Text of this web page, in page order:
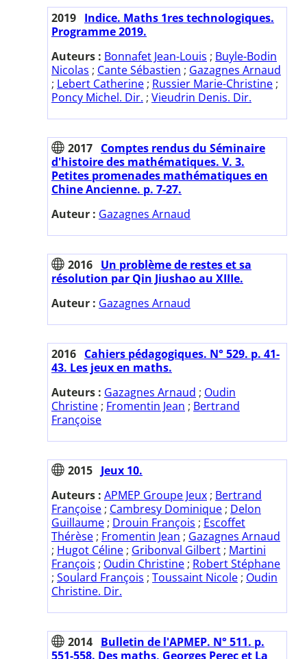
2019 Indice. Maths 1res technologiques.
Programme 2019.
Auteurs : Bonnafet Jean-Louis ; Buyle-Bodin
Nicolas ; Cante Sébastien ; Gazagnes Arnaud
; Lebert Catherine ; Russier Marie-Christine ;
Poncy Michel. Dir. ; Vieudrin Denis. Dir.
2017 Comptes rendus du Séminaire
d'histoire des mathématiques. V. 3.
Petites promenades mathématiques en
Chine Ancienne. p. 7-27.
Auteur : Gazagnes Arnaud
2016 Un problème de restes et sa
résolution par Qin Jiushao au XIIIe.
Auteur : Gazagnes Arnaud
2016 Cahiers pédagogiques. N° 529. p. 41-
43. Les jeux en maths.
Auteurs : Gazagnes Arnaud ; Oudin
Christine ; Fromentin Jean ; Bertrand
Françoise
2015 Jeux 10.
Auteurs : APMEP Groupe Jeux ; Bertrand
Françoise ; Cambresy Dominique ; Delon
Guillaume ; Drouin François ; Escoffet
Thérèse ; Fromentin Jean ; Gazagnes Arnaud
; Hugot Céline ; Gribonval Gilbert ; Martini
François ; Oudin Christine ; Robert Stéphane
; Soulard François ; Toussaint Nicole ; Oudin
Christine. Dir.
2014 Bulletin de l'APMEP. N° 511. p.
551-558. Des maths, Georges Perec et La